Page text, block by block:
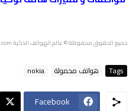
جميع الحقوق محفوظة© عالم الهواتف الذكية https://www.gsminsark.com/
Tags هواتف محمولة nokia
Facebook